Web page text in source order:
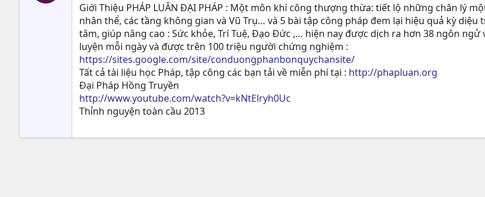
Giới Thiệu PHÁP LUÂN ĐẠI PHÁP : Một môn khí công thượng thừa: tiết lộ những chân lý
nhân thể, các tầng không gian và Vũ Trụ… và 5 bài tập công pháp đem lại hiệu quả kỳ
tâm, giúp nâng cao : Sức khỏe, Trí Tuệ, Ðạo Ðức ,… hiện nay được dịch ra hơn 38 ngôn
luyện mỗi ngày và được trên 100 triệu người chứng nghiệm :
https://sites.google.com/site/conduongphanbonquychansite/
Tất cả tài liệu học Pháp, tập công các bạn tải về miễn phí tại : http://phapluan.org
Đại Pháp Hồng Truyền
http://www.youtube.com/watch?v=kNtElryh0Uc
Thỉnh nguyện toàn cầu 2013